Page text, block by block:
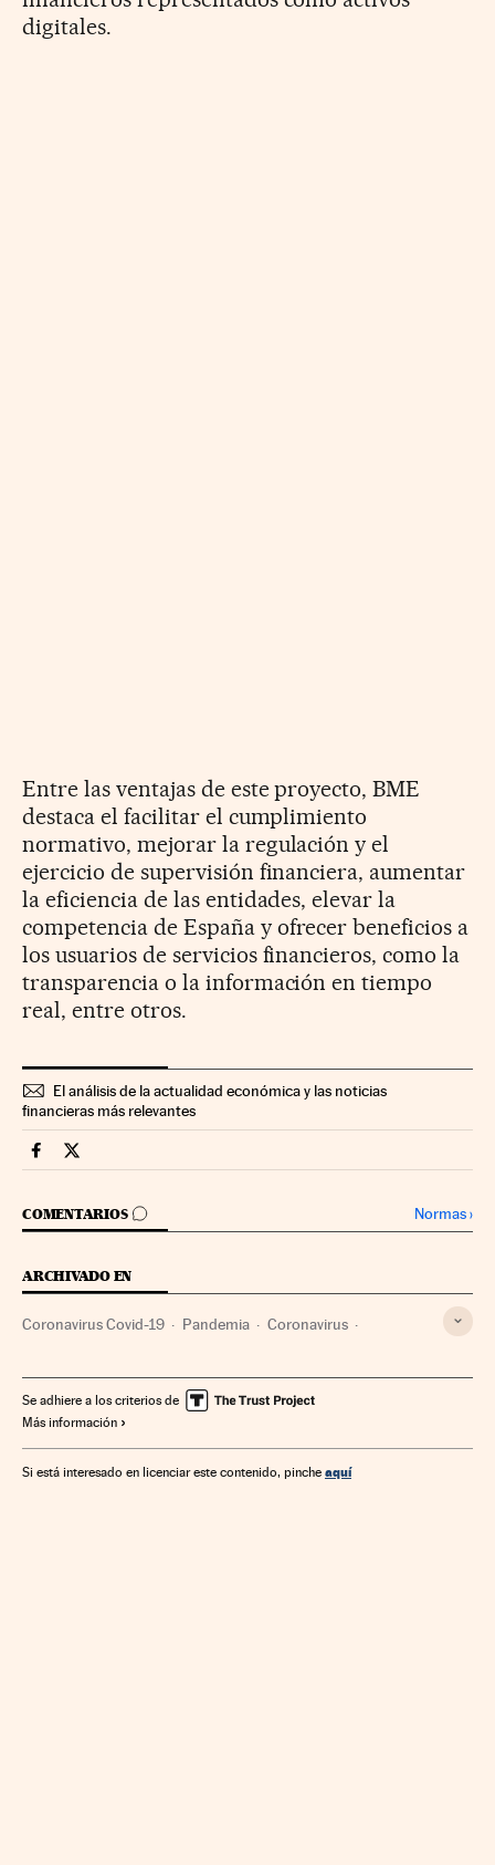
digitales.
Entre las ventajas de este proyecto, BME
destaca el facilitar el cumplimiento
normativo, mejorar la regulación y el
ejercicio de supervisión financiera, aumentar
la eficiencia de las entidades, elevar la
competencia de España y ofrecer beneficios a
los usuarios de servicios financieros, como la
transparencia o la información en tiempo
real, entre otros.
El análisis de la actualidad económica y las noticias
financieras más relevantes
Mercados Financieros Cinco Días en Facebook
Mercados Financieros Cinco Días en Twitter
COMENTARIOS
IR A LOS COMENTARIOS Normas›
ARCHIVADO EN
Coronavirus Covid-19 Pandemia Coronavirus
Enfermedades Microbiología Empresas
Telecomunicaciones Tecnología Finanzas
Se adhiere a los criterios de
Más información
Si está interesado en licenciar este contenido, pinche aquí